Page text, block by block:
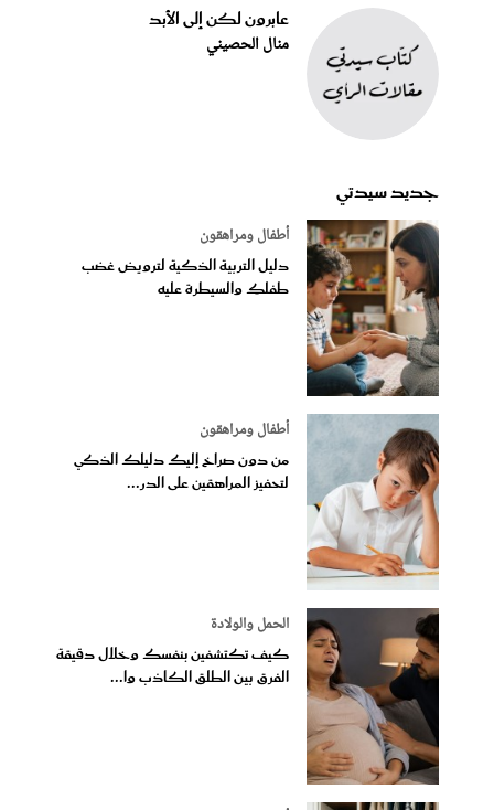
عابرون لكن إلى الأبد
منال الحصيني
جديد سيدتي
أطفال ومراهقون
دليل التربية الذكية لترويض غضب
طفلكِ والسيطرة عليه
أطفال ومراهقون
من دون صراخ إليك دليلك الذكي
لتحفيز المراهقين على الدر...
الحمل والولادة
كيف تكتشفين بنفسك وخلال دقيقة
الفرق بين الطلق الكاذب وا...